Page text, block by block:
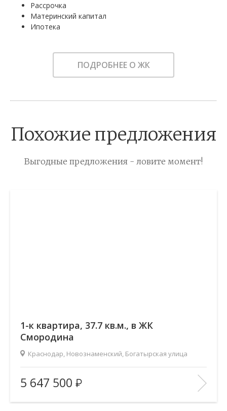
Рассрочка
Материнский капитал
Ипотека
ПОДРОБНЕЕ О ЖК
Похожие предложения
Выгодные предложения - ловите момент!
1-к квартира, 37.7 кв.м., в ЖК
Смородина
Краснодар, Новознаменский, Богатырская улица
Площадь (общ/жил/кух), м2:
37.65/14.35/14.49
Количество комнат:
1
Этаж:
11/12
5 647 500